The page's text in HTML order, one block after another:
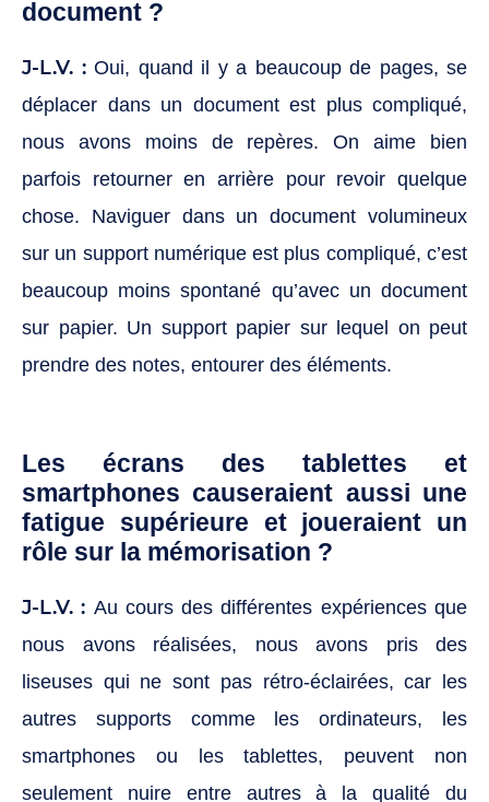
document ?
J-L.V. : Oui, quand il y a beaucoup de pages, se
déplacer dans un document est plus compliqué,
nous avons moins de repères. On aime bien
parfois retourner en arrière pour revoir quelque
chose. Naviguer dans un document volumineux
sur un support numérique est plus compliqué, c’est
beaucoup moins spontané qu’avec un document
sur papier. Un support papier sur lequel on peut
prendre des notes, entourer des éléments.
Les écrans des tablettes et
smartphones causeraient aussi une
fatigue supérieure et joueraient un
rôle sur la mémorisation ?
J-L.V. : Au cours des différentes expériences que
nous avons réalisées, nous avons pris des
liseuses qui ne sont pas rétro-éclairées, car les
autres supports comme les ordinateurs, les
smartphones ou les tablettes, peuvent non
seulement nuire entre autres à la qualité du